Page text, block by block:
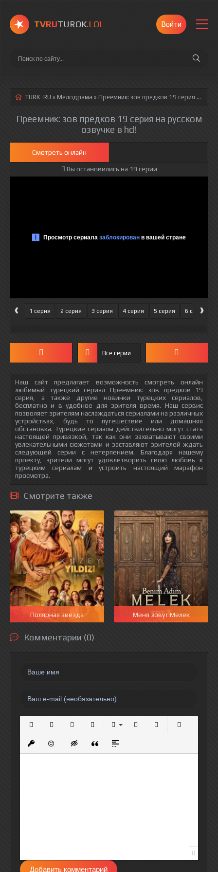
TVRUTUROK.LOL Войти
TURK-RU » Мелодрама » Преемник: зов предков 19 серия
Преемник: зов предков 19 серия на русском
озвучке в hd!
Смотреть онлайн
Вы остановились на 19 серии
‹ 1 серия 2 серия 3 серия 4 серия 5 серия 6 серия
›
Все серии
Наш сайт предлагает возможность смотреть онлайн
любимый турецкий сериал Преемник: зов предков 19
серия, а также другие новинки турецких сериалов,
бесплатно и в удобное для зрителя время. Наш сервис
позволяет зрителям наслаждаться сериалами на различных
устройствах, будь то путешествие или домашняя
обстановка. Турецкие сериалы действительно могут стать
настоящей привязкой, так как они захватывают своими
увлекательными сюжетами и заставляют зрителей ждать
следующей серии с нетерпением. Благодаря нашему
проекту, зрители могут удовлетворить свою любовь к
турецким сериалам и устроить настоящий марафон
просмотра.
Смотрите также
Полярная звезда Меня зовут Мелек
Комментарии (0)
Вставить защищенную ссылку
Вставить смайлик
Вставка скрытого текста
Вставка цитаты
Вставка спойлера
0
Добавить комментарий